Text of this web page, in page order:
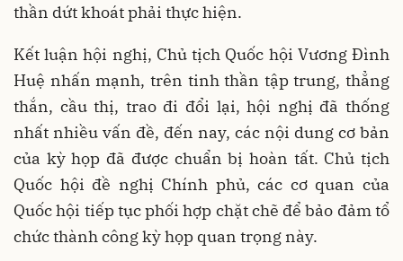
thần dứt khoát phải thực hiện.
Kết luận hội nghị, Chủ tịch Quốc hội Vương Đình
Huệ nhấn mạnh, trên tinh thần tập trung, thẳng
thắn, cầu thị, trao đi đổi lại, hội nghị đã thống
nhất nhiều vấn đề, đến nay, các nội dung cơ bản
của kỳ họp đã được chuẩn bị hoàn tất. Chủ tịch
Quốc hội đề nghị Chính phủ, các cơ quan của
Quốc hội tiếp tục phối hợp chặt chẽ để bảo đảm tổ
chức thành công kỳ họp quan trọng này.